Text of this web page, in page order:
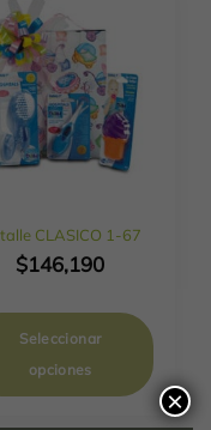
CLASICO 1-67
$146,190
Seleccionar
opciones
×